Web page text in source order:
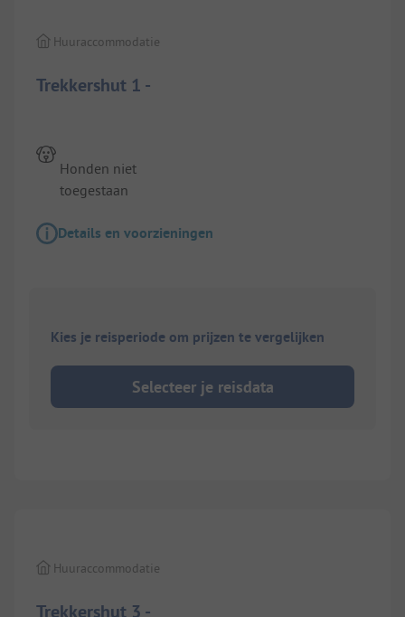
Trekkershut 1 -
Huuraccommodatie
Honden niet
toegestaan
Details en voorzieningen
Kies je reisperiode om prijzen te vergelijken
Selecteer je reisdata
Trekkershut 3 -
Huuraccommodatie